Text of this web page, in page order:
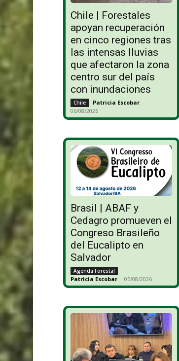
Chile | Forestales
apoyan recuperación
en cinco regiones tras
las intensas lluvias
que afectaron la zona
centro sur del país
con inundaciones
Chile Patricia Escobar -
06/08/2026
Brasil | ABAF y
Cedagro promueven el
Congreso Brasileño
del Eucalipto en
Salvador
Agenda Forestal
Patricia Escobar - 05/08/2026